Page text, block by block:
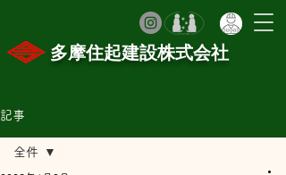
​多摩住起建設株式会社
記事
全件